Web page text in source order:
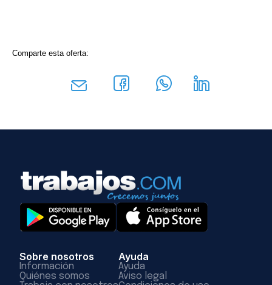
Comparte esta oferta:
Sobre nosotros
Información
Quiénes somos
Ayuda
Ayuda
Aviso legal